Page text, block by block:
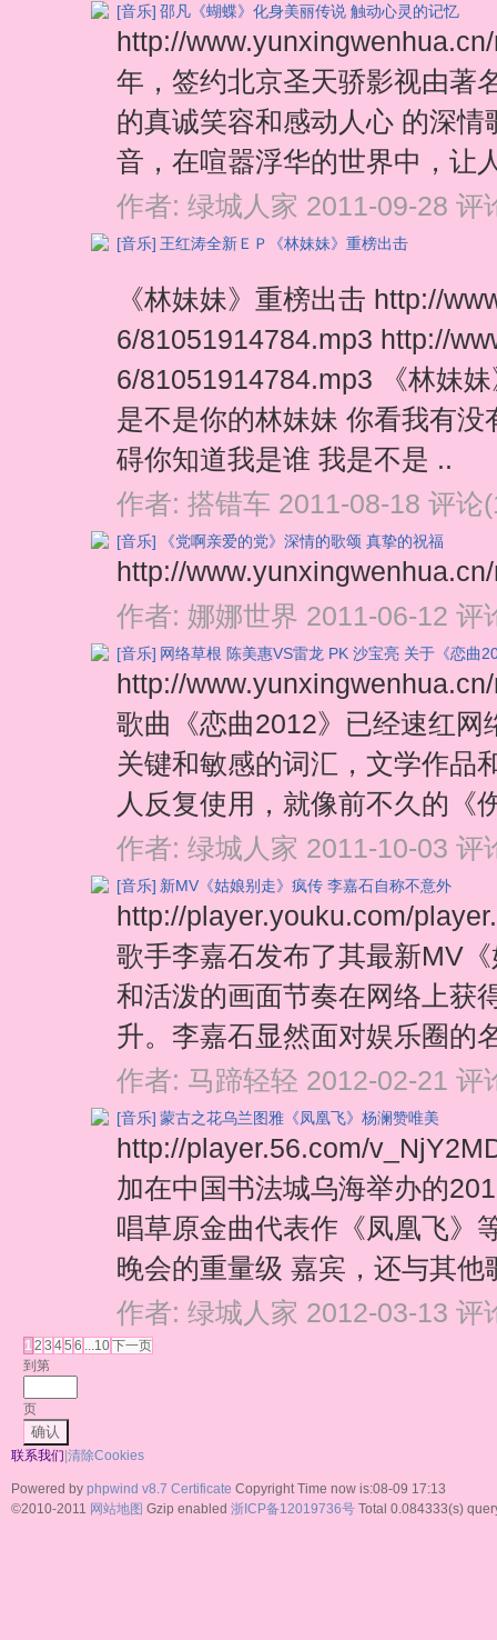
[音乐] 邵凡《蝴蝶》化身美丽传说 触动心灵的记忆
http://
年，签约北京圣天骄影视由著
的真诚笑容和感动人心 的深
音，在喧嚣浮华的世界中，让
作者: 绿城人家 2011-09-28 评
[音乐] 王红涛全新ＥＰ《林妹妹》重榜出击
《林妹妹》重榜出击 http://
6/81051914784.mp3 http://
6/81051914784.mp3 《林妹
是不是你的林妹妹 你看我有
碍你知道我是谁 我是不是 ..
作者: 搭错车 2011-08-18 评论
[音乐] 《党啊亲爱的党》深情的歌颂 真挚的祝福
http://
作者: 娜娜世界 2011-06-12 评
[音乐] 网络草根 陈美惠VS雷龙 PK 沙宝亮 关于《恋曲
http://
歌曲《恋曲2012》已经速红
关键和敏感的词汇，文学作品
人反复使用，就像前不久的《
作者: 绿城人家 2011-10-03 评
[音乐] 新MV《姑娘别走》疯传 李嘉石自称不意外
http://player.youku.com/
歌手李嘉石发布了其最新MV
和活泼的画面节奏在网络上获
升。李嘉石显然面对娱乐圈
作者: 马蹄轻轻 2012-02-21 评
[音乐] 蒙古之花乌兰图雅《凤凰飞》杨澜赞唯美
http://player.56.com/
加在中国书法城乌海举办的
唱草原金曲代表作《凤凰飞》
晚会的重量级 嘉宾，还与其
作者: 绿城人家 2012-03-13 评
1 2 3 45 6 ...10下一页
到第
页
确认
联系我们|清除Cookies
Powered by phpwind v8.7 Certificate Copyright Time now is:08-09 17:13
©2010-2011 网站地图 Gzip enabled 浙ICP备12019736号 Total 0.084333(s)